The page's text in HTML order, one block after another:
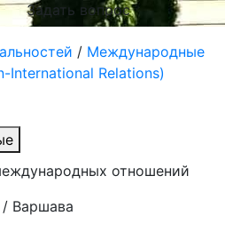
Задать вопрос
/ Международные
International Relations)
отношений
Варшава